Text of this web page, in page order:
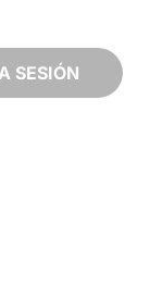
SESIÓN